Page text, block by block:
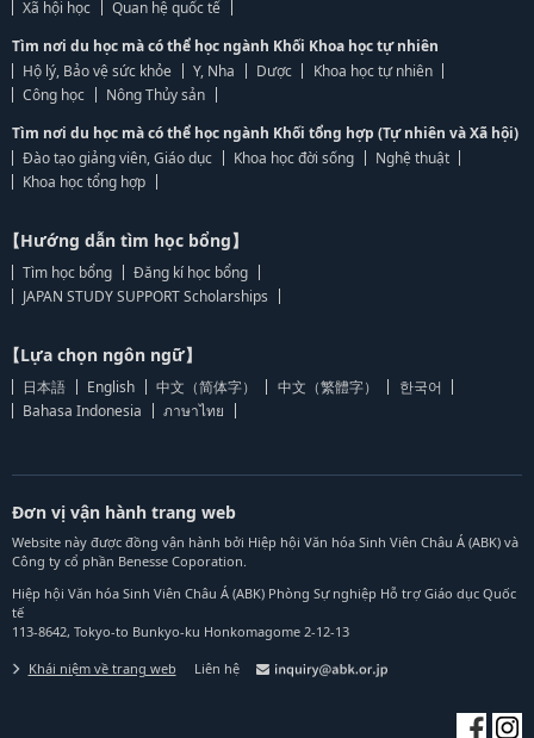
Xã hội học
Quan hệ quốc tế
Tìm nơi du học mà có thể học ngành Khối Khoa học tự nhiên
Hộ lý, Bảo vệ sức khỏe
Y, Nha Dược
Khoa học tự nhiên
Công học
Nông Thủy sản
Tìm nơi du học mà có thể học ngành Khối tổng hợp (Tự nhiên và Xã hội)
Đào tạo giảng viên, Giáo dục
Khoa học đời sống
Nghệ thuật
Khoa học tổng hợp
【Hướng dẫn tìm học bổng】
Tìm học bổng
Đăng kí học bổng
JAPAN STUDY SUPPORT Scholarships
【Lựa chọn ngôn ngữ】
日本語 English 中文（简体字） 中文（繁體字）
한국어
Bahasa Indonesia
ภาษาไทย
Đơn vị vận hành trang web
Website này được đồng vận hành bởi Hiệp hội Văn hóa Sinh Viên Châu Á (ABK) và
Công ty cổ phần Benesse Coporation.
Hiệp hội Văn hóa Sinh Viên Châu Á (ABK) Phòng Sự nghiệp Hỗ trợ Giáo dục Quốc
tế
113-8642, Tokyo-to Bunkyo-ku Honkomagome 2-12-13
Khái niệm về trang web Liên hệ